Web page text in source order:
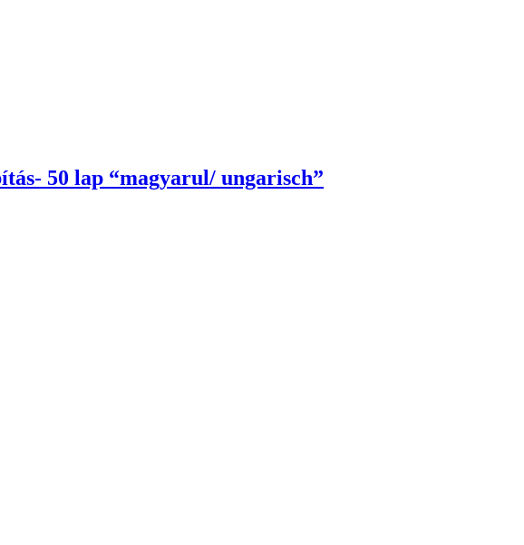
50 lap “magyarul/ ungarisch”